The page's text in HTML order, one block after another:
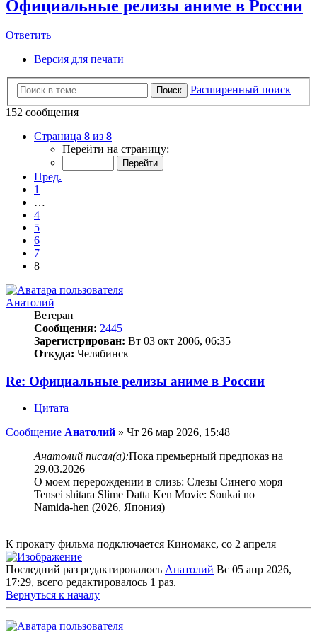
Официальные релизы аниме в России
Ответить
Версия для печати
Поиск
Расширенный поиск
152 сообщения
Страница 8 из 8
Перейти на страницу:
Пред.
1
…
4
5
6
7
8
Анатолий
Ветеран
Сообщения: 2445
Зарегистрирован: Вт 03 окт 2006, 06:35
Откуда: Челябинск
Re: Официальные релизы аниме в России
Цитата
Сообщение Анатолий » Чт 26 мар 2026, 15:48
Анатолий писал(а):Пока премьерный предпоказ на
29.03.2026
О моем перерождении в слизь: Слезы Синего моря
Tensei shitara Slime Datta Ken Movie: Soukai no
Namida-hen (2026, Япония)
К прокату фильма подключается Киномакс, со 2 апреля
Последний раз редактировалось Анатолий Вс 05 апр 2026,
17:29, всего редактировалось 1 раз.
Вернуться к началу